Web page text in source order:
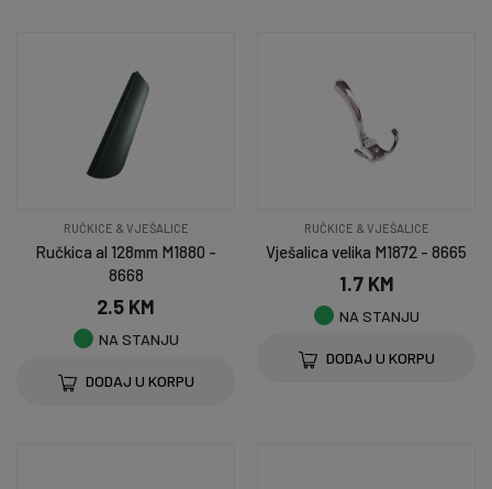
RUČKICE & VJEŠALICE
Ručkica al 128mm M1880 -
8668
2.5 KM
NA STANJU
DODAJ U KORPU
RUČKICE & VJEŠALICE
Vješalica velika M1872 - 8665
1.7 KM
NA STANJU
DODAJ U KORPU